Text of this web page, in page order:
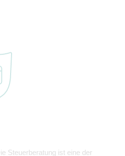
Steuerberatung ist eine der